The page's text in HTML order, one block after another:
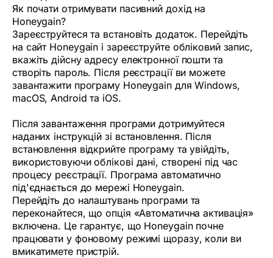
Як почати отримувати пасивний дохід на
Honeygain?
Зареєструйтеся та встановіть додаток. Перейдіть
на сайт Honeygain і зареєструйте обліковий запис,
вкажіть дійсну адресу електронної пошти та
створіть пароль. Після реєстрації ви можете
завантажити програму Honeygain для Windows,
macOS, Android та iOS.
Після завантаження програми дотримуйтеся
наданих інструкцій зі встановлення. Після
встановлення відкрийте програму та увійдіть,
використовуючи облікові дані, створені під час
процесу реєстрації. Програма автоматично
під'єднається до мережі Honeygain.
Перейдіть до налаштувань програми та
переконайтеся, що опція «Автоматична активація»
включена. Це гарантує, що Honeygain почне
працювати у фоновому режимі щоразу, коли ви
вмикатимете пристрій.